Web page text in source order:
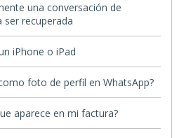
una conversación de
ser recuperada
iPhone o iPad
foto de perfil en WhatsApp?
aparece en mi factura?